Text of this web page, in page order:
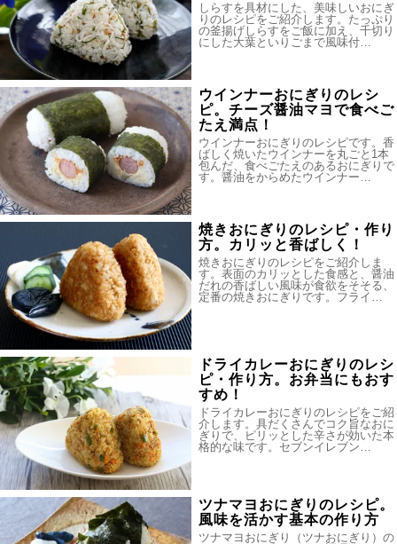
しらすを具材にした、美味しいおにぎ
りのレシピをご紹介します。たっぷり
の釜揚げしらすをご飯に加え、千切り
にした大葉といりごまで風味付…
ウインナーおにぎりのレシ
ピ。チーズ醤油マヨで食べご
たえ満点！
ウインナーおにぎりのレシピです。香
ばしく焼いたウインナーを丸ごと1本
包んだ、食べごたえのあるおにぎりで
す。醤油をからめたウインナー…
焼きおにぎりのレシピ・作り
方。カリッと香ばしく！
焼きおにぎりのレシピをご紹介しま
す。表面のカリッとした食感と、醤油
だれの香ばしい風味が食欲をそそる、
定番の焼きおにぎりです。フライ…
ドライカレーおにぎりのレシ
ピ・作り方。お弁当にもおす
すめ！
ドライカレーおにぎりのレシピをご紹
介します。具だくさんでコク旨なおに
ぎりで、ピリッとした辛さが効いた本
格的な味です。セブンイレブン…
ツナマヨおにぎりのレシピ。
風味を活かす基本の作り方
ツナマヨおにぎり（ツナおにぎり）の